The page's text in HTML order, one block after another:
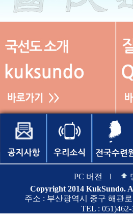
PC 버전 l
Copyright 2014 KukSundo.
주소 : 부산광역시 중구 해관
TEL : 051)462-